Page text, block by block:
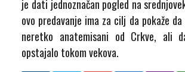
je dati jednoznačan pogled na
ovo predavanje ima za cilj da pokaže
neretko anatemisani od Crkve, ali
opstajalo tokom vekova.